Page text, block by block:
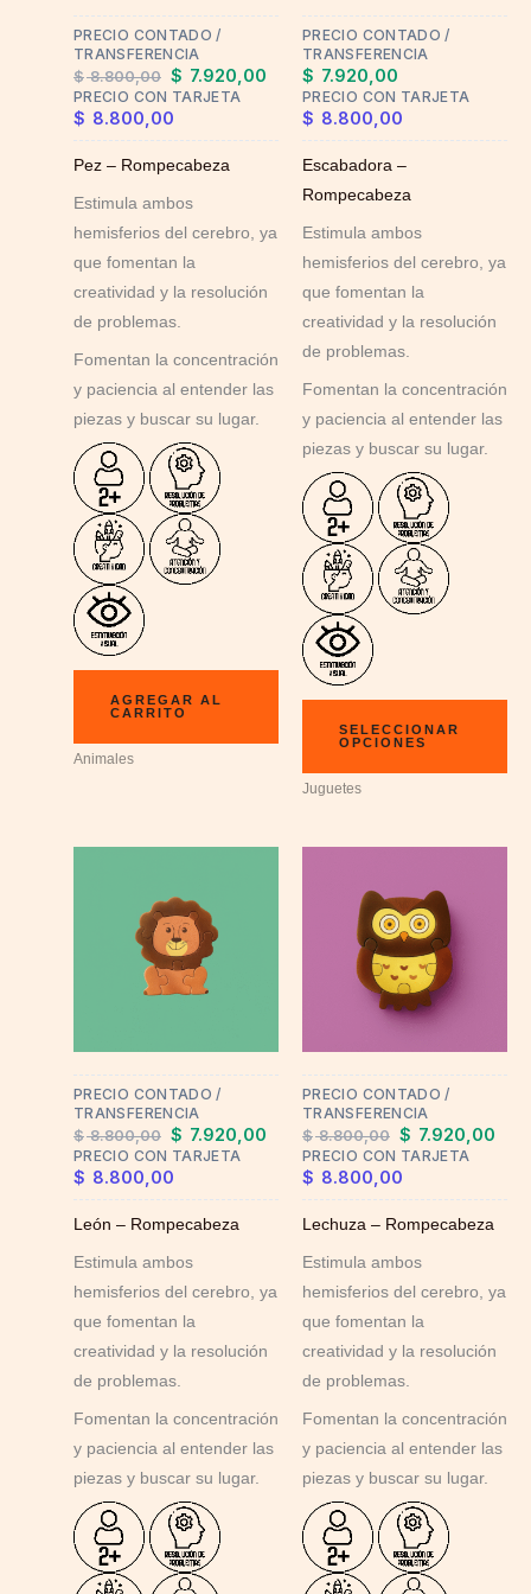
PRECIO CONTADO /
TRANSFERENCIA
$8.800,00 $ 7.920,00
PRECIO CON TARJETA
$ 8.800,00
Pez – Rompecabeza
Estimula ambos
hemisferios del cerebro, ya
que fomentan la
creatividad y la resolución
de problemas.
Fomentan la concentración
y paciencia al entender las
piezas y buscar su lugar.
AGREGAR AL
CARRITO
Animales
PRECIO CONTADO /
TRANSFERENCIA
$ 7.920,00
PRECIO CON TARJETA
$ 8.800,00
Escabadora –
Rompecabeza
Estimula ambos
hemisferios del cerebro, ya
que fomentan la
creatividad y la resolución
de problemas.
Fomentan la concentración
y paciencia al entender las
piezas y buscar su lugar.
SELECCIONAR
OPCIONES
be
chosen
on
the
product
page
Juguetes
PRECIO CONTADO /
TRANSFERENCIA
$8.800,00 $ 7.920,00
PRECIO CON TARJETA
$ 8.800,00
León – Rompecabeza
Estimula ambos
hemisferios del cerebro, ya
que fomentan la
creatividad y la resolución
de problemas.
Fomentan la concentración
y paciencia al entender las
piezas y buscar su lugar.
PRECIO CONTADO /
TRANSFERENCIA
$8.800,00 $ 7.920,00
PRECIO CON TARJETA
$ 8.800,00
Lechuza – Rompecabeza
Estimula ambos
hemisferios del cerebro, ya
que fomentan la
creatividad y la resolución
de problemas.
Fomentan la concentración
y paciencia al entender las
piezas y buscar su lugar.